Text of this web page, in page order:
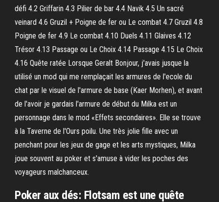
défi 4.2 Griffarin 4.3 Pilier de bar 4.4 Navik 4.5 Un sacré
veinard 4.6 Gruzil + Poigne de fer ou Le combat 4.7 Gruzil 4.8
Poigne de fer 4.9 Le combat 4.10 Duels 4.11 Glaives 4.12
Trésor 4.13 Passage ou Le Choix 4.14 Passage 4.15 Le Choix
4.16 Quête ratée Lorsque Geralt Bonjour, j'avais jusque la
utilisé un mod qui me remplaçait les armures de l'ecole du
chat par le visuel de l'armure de base (Kaer Morhen), et avant
de l'avoir je gardais l'armure de début du Milka est un
personnage dans le mod «Effets secondaires». Elle se trouve
à la Taverne de l'Ours poilu. Une très jolie fille avec un
penchant pour les jeux de gage et les arts mystiques, Milka
joue souvent au poker et s'amuse à vider les poches des
voyageurs malchanceux.
Poker aux dés: Flotsam est une quête